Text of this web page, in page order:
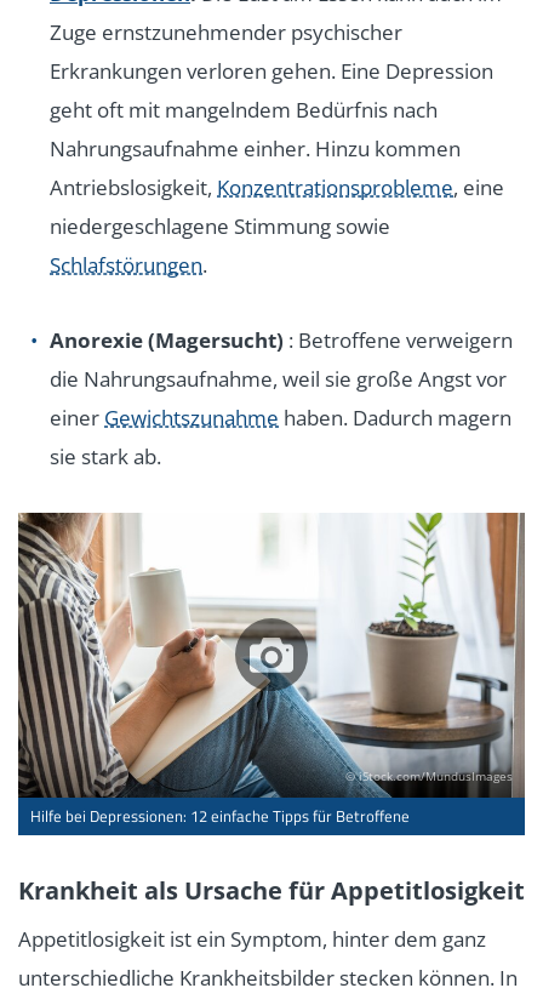
Zuge ernstzunehmender psychischer
Erkrankungen verloren gehen. Eine Depression
geht oft mit mangelndem Bedürfnis nach
Nahrungsaufnahme einher. Hinzu kommen
Antriebslosigkeit, Konzentrationsprobleme, eine
niedergeschlagene Stimmung sowie
Schlafstörungen.
Anorexie (Magersucht) : Betroffene verweigern
die Nahrungsaufnahme, weil sie große Angst vor
einer Gewichtszunahme haben. Dadurch magern
sie stark ab.
© iStock.com/MundusImages
Hilfe bei Depressionen: 12 einfache Tipps für Betroffene
Krankheit als Ursache für Appetitlosigkeit
Appetitlosigkeit ist ein Symptom, hinter dem ganz
unterschiedliche Krankheitsbilder stecken können. In